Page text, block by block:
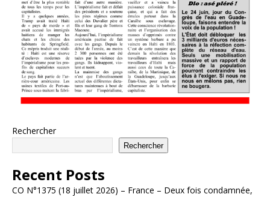
Rechercher
Rechercher
Recent Posts
CO N°1375 (18 juillet 2026) – France – Deux fois condamnée,